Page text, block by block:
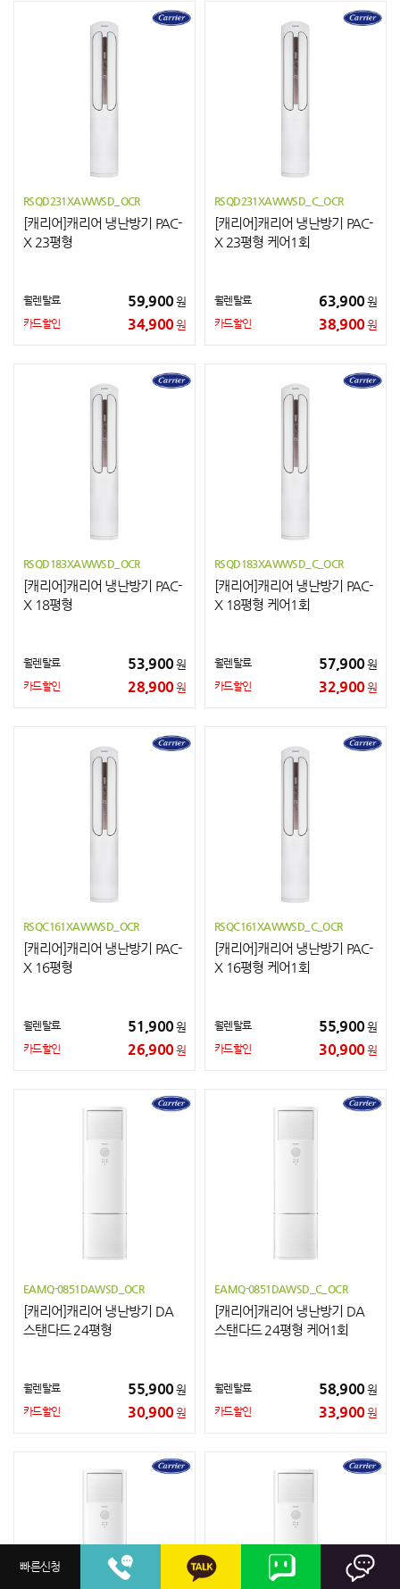
RSQD231XAWWSD_OCR
[캐리어]캐리어 냉난방기 PAC-
X 23평형
월렌탈료 59,900원
카드할인 34,900원
RSQD231XAWWSD_C_OCR
[캐리어]캐리어 냉난방기 PAC-
X 23평형 케어1회
월렌탈료 63,900원
카드할인 38,900원
RSQD183XAWWSD_OCR
[캐리어]캐리어 냉난방기 PAC-
X 18평형
월렌탈료 53,900원
카드할인 28,900원
RSQD183XAWWSD_C_OCR
[캐리어]캐리어 냉난방기 PAC-
X 18평형 케어1회
월렌탈료 57,900원
카드할인 32,900원
RSQC161XAWWSD_OCR
[캐리어]캐리어 냉난방기 PAC-
X 16평형
월렌탈료 51,900원
카드할인 26,900원
RSQC161XAWWSD_C_OCR
[캐리어]캐리어 냉난방기 PAC-
X 16평형 케어1회
월렌탈료 55,900원
카드할인 30,900원
EAMQ-0851DAWSD_OCR
[캐리어]캐리어 냉난방기 DA
스탠다드 24평형
월렌탈료 55,900원
카드할인 30,900원
EAMQ-0851DAWSD_C_OCR
[캐리어]캐리어 냉난방기 DA
스탠다드 24평형 케어1회
월렌탈료 58,900원
카드할인 33,900원
빠른신청